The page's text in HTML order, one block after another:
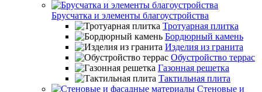
Брусчатка и элементы благоустройства
Тротуарная плитка
Бордюрный камень
Изделия из гранита
Обустройство террас
Газонная решетка
Тактильная плита
Стеновые и